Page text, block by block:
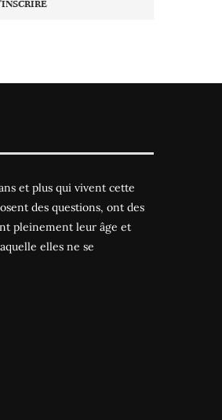
et plus qui vivent cette
des questions, ont des
pleinement leur âge et
elles ne se